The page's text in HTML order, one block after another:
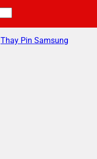
Thay Pin Samsung